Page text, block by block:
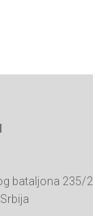
bataljona 235/2